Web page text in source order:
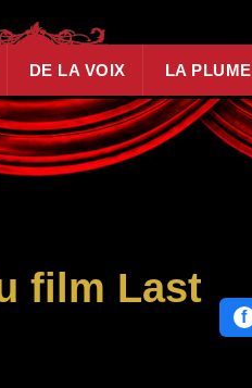
DE LA VOIX LA PLUME
film Last
f